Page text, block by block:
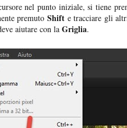
nel punto iniziale, si tiene
premuto Shift e tracciare gli
aiutare con la Griglia.